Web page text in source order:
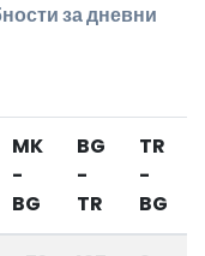
за дневни
MK
-
BG
BG
-
TR
TR
-
BG